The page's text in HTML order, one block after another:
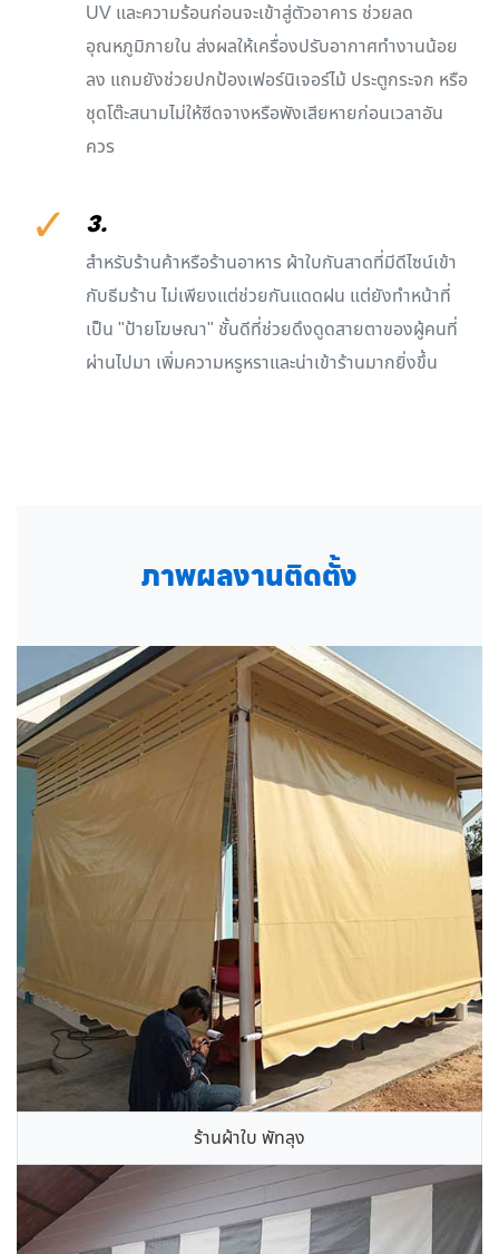
UV และความร้อนก่อนจะเข้าสู่ตัวอาคาร ช่วยลด
อุณหภูมิภายใน ส่งผลให้เครื่องปรับอากาศทำงานน้อย
ลง แถมยังช่วยปกป้องเฟอร์นิเจอร์ไม้ ประตูกระจก หรือ
ชุดโต๊ะสนามไม่ให้ซีดจางหรือพังเสียหายก่อนเวลาอัน
ควร
✓ 3.
สำหรับร้านค้าหรือร้านอาหาร ผ้าใบกันสาดที่มีดีไซน์เข้า
กับธีมร้าน ไม่เพียงแต่ช่วยกันแดดฝน แต่ยังทำหน้าที่
เป็น "ป้ายโฆษณา" ชั้นดีที่ช่วยดึงดูดสายตาของผู้คนที่
ผ่านไปมา เพิ่มความหรูหราและน่าเข้าร้านมากยิ่งขึ้น
ภาพผลงานติดตั้ง
ร้านผ้าใบ พัทลุง